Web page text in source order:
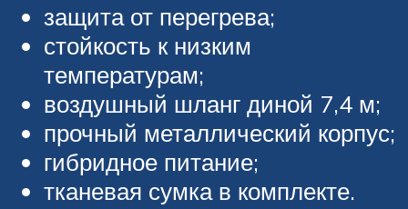
защита от перегрева;
стойкость к низким
температурам;
воздушный шланг диной 7,4 м;
прочный металлический корпус;
гибридное питание;
тканевая сумка в комплекте.